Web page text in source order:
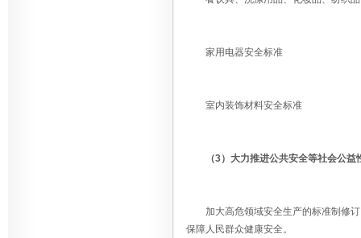
家用电器安全标准
室内装饰材料安全标准
（3）大力推进公共安全等社会公
加大高危领域安全生产的标准制修订
保障人民群众健康安全。